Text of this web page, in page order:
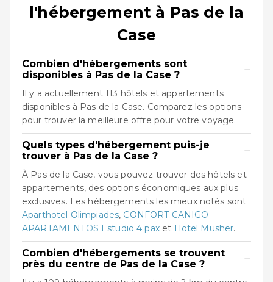
l'hébergement à Pas de la
Case
Combien d'hébergements sont
disponibles à Pas de la Case ?
−
Il y a actuellement 113 hôtels et appartements
disponibles à Pas de la Case. Comparez les options
pour trouver la meilleure offre pour votre voyage.
Quels types d'hébergement puis-je
trouver à Pas de la Case ?
−
À Pas de la Case, vous pouvez trouver des hôtels et
appartements, des options économiques aux plus
exclusives. Les hébergements les mieux notés sont
Aparthotel Olimpiades, CONFORT CANIGO
APARTAMENTOS Estudio 4 paxet Hotel Musher.
Combien d'hébergements se trouvent
près du centre de Pas de la Case ?
−